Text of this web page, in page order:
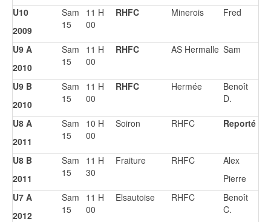
U10
2009
Sam
15
11 H
00
RHFC Minerois Fred
U9 A
2010
Sam
15
11 H
00
RHFC AS Hermalle Sam
U9 B
2010
Sam
15
11 H
00
RHFC Hermée
Benoît
D.
U8 A
2011
Sam
15
10 H
00
Soiron RHFC Reporté
U8 B
2011
Sam
15
11 H
30
Fraiture RHFC
Alex
Pierre
U7 A
2012
Sam
15
11 H
00
Elsautoise RHFC
Benoît
C.